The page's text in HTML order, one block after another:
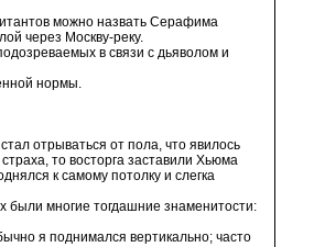
можно назвать Серафима
через Москву-реку.
в связи с дьяволом и
нормы.
отрываться от пола, что явилось
то восторга заставили Хьюма
к самому потолку и слегка
были многие тогдашние знаменитости:
я поднимался вертикально; часто